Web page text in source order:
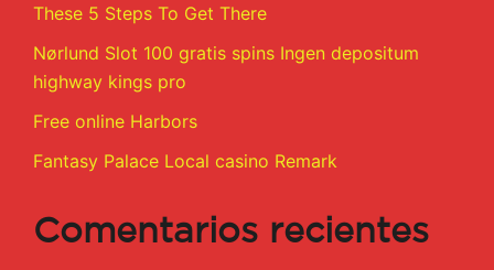
These 5 Steps To Get There
Nørlund Slot 100 gratis spins Ingen depositum
highway kings pro
Free online Harbors
Fantasy Palace Local casino Remark
Comentarios recientes